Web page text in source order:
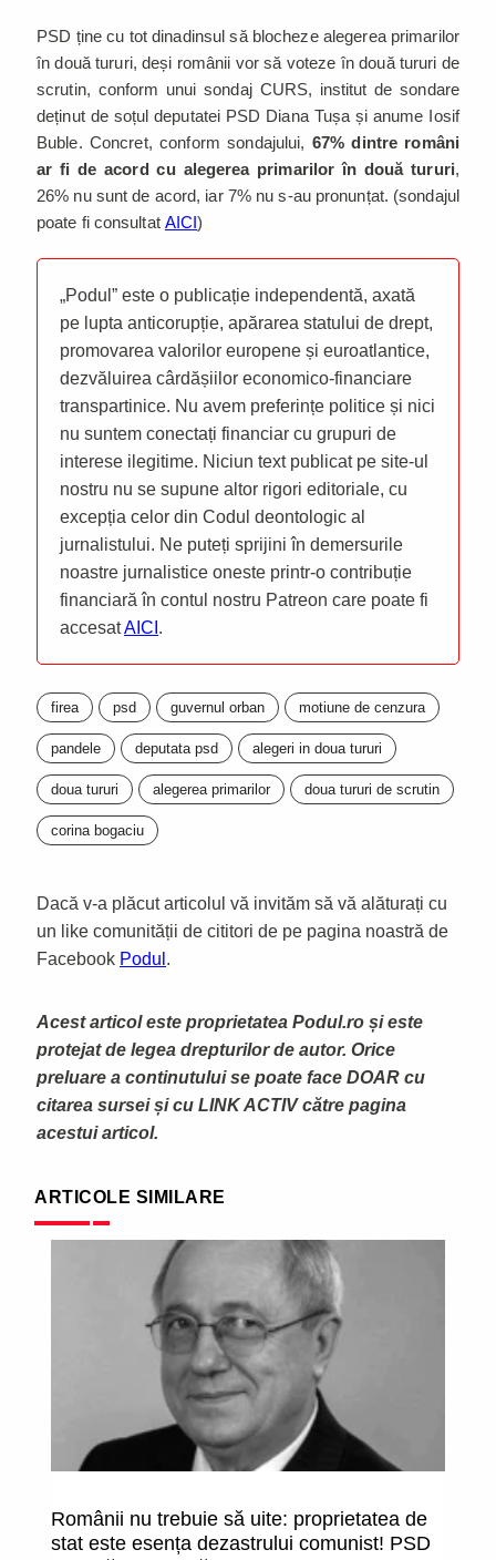
PSD ține cu tot dinadinsul să blocheze alegerea primarilor
în două tururi, deși românii vor să voteze în două tururi de
scrutin, conform unui sondaj CURS, institut de sondare
deținut de soțul deputatei PSD Diana Tușa și anume Iosif
Buble. Concret, conform sondajului, 67% dintre români
ar fi de acord cu alegerea primarilor în două tururi,
26% nu sunt de acord, iar 7% nu s-au pronunțat. (sondajul
poate fi consultat AICI)
„Podul” este o publicație independentă, axată
pe lupta anticorupție, apărarea statului de drept,
promovarea valorilor europene și euroatlantice,
dezvăluirea cârdășiilor economico-financiare
transpartinice. Nu avem preferințe politice și nici
nu suntem conectați financiar cu grupuri de
interese ilegitime. Niciun text publicat pe site-ul
nostru nu se supune altor rigori editoriale, cu
excepția celor din Codul deontologic al
jurnalistului. Ne puteți sprijini în demersurile
noastre jurnalistice oneste printr-o contribuție
financiară în contul nostru Patreon care poate fi
accesatAICI .
firea psd guvernul orban motiune de cenzura
pandele deputata psd alegeri in doua tururi
doua tururi alegerea primarilor doua tururi de scrutin
corina bogaciu
Dacă v-a plăcut articolul vă invităm să vă alăturați cu
un like comunității de cititori de pe pagina noastră de
Facebook Podul .
Acest articol este proprietatea Podul.ro și este
protejat de legea drepturilor de autor. Orice
preluare a continutului se poate face DOAR cu
citarea sursei și cu LINK ACTIV către pagina
acestui articol.
ARTICOLE SIMILARE
Românii nu trebuie să uite: proprietatea de
stat este esența dezastrului comunist! PSD